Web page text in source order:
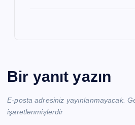
Bir yanıt yazın
E-posta adresiniz yayınlanmayacak.
işaretlenmişlerdir